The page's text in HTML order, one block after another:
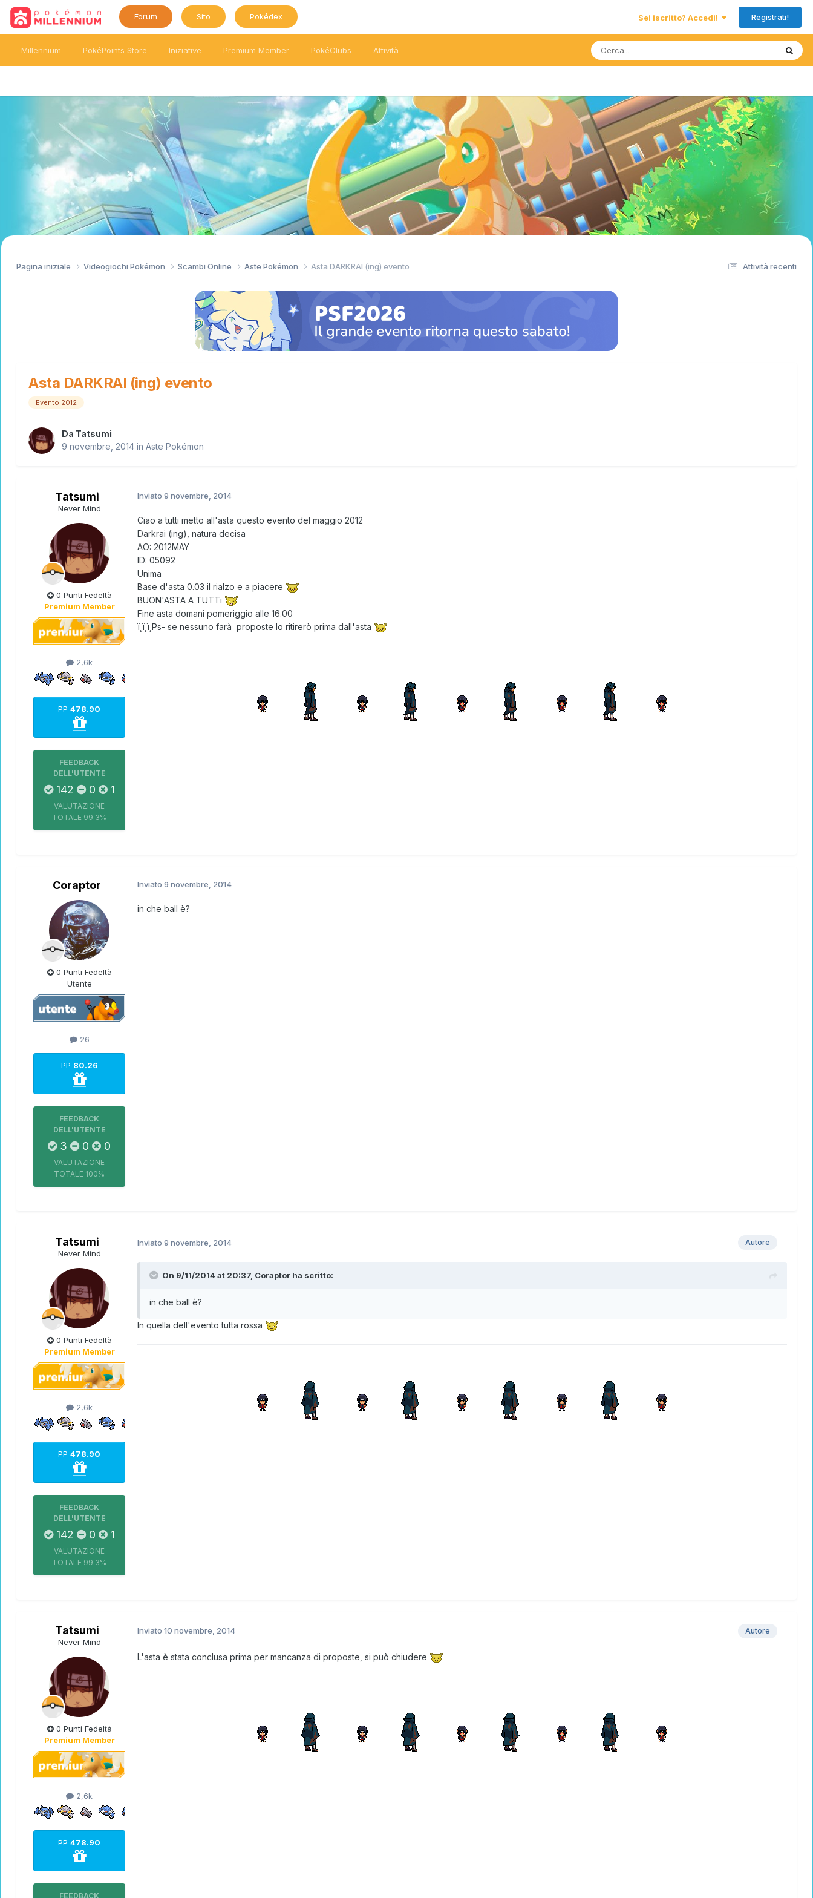
Forum Sito Pokédex Sei iscritto? Accedi! Registrati!
Millennium PokéPoints Store Iniziative Premium Member PokéClubs Attività
Attività recenti
Pagina iniziale Videogiochi Pokémon Scambi Online Aste Pokémon Asta DARKRAI (ing) evento
Asta DARKRAI (ing) evento
Evento 2012
Da Tatsumi
9 novembre, 2014 in Aste Pokémon
Tatsumi
Never Mind
0 Punti Fedeltà
Premium Member
2,6k
PP 478.90
FEEDBACK
DELL'UTENTE
142 0 1
VALUTAZIONE
TOTALE 99.3%
Inviato 9 novembre, 2014
Ciao a tutti metto all'asta questo evento del maggio 2012
Darkrai (ing), natura decisa
AO: 2012MAY
ID: 05092
Unima
Base d'asta 0.03 il rialzo e a piacere
BUON'ASTA A TUTTi
Fine asta domani pomeriggio alle 16.00
ï¸ï¸ï¸Ps- se nessuno farà proposte lo ritirerò prima dall'asta
Coraptor
0 Punti Fedeltà
Utente
26
PP 80.26
FEEDBACK
DELL'UTENTE
3 0 0
VALUTAZIONE
TOTALE 100%
Inviato 9 novembre, 2014
in che ball è?
Tatsumi
Never Mind
0 Punti Fedeltà
Premium Member
2,6k
PP 478.90
FEEDBACK
DELL'UTENTE
142 0 1
VALUTAZIONE
TOTALE 99.3%
Autore
Inviato 9 novembre, 2014
On 9/11/2014 at 20:37, Coraptor ha scritto:
in che ball è?
In quella dell'evento tutta rossa
Tatsumi
Never Mind
0 Punti Fedeltà
Premium Member
2,6k
PP 478.90
FEEDBACK
Autore
Inviato 10 novembre, 2014
L'asta è stata conclusa prima per mancanza di proposte, si può chiudere